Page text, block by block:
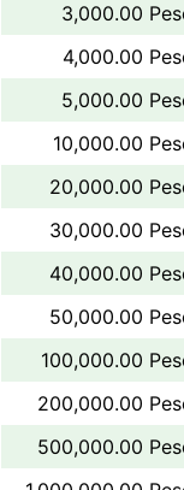
3,000.00
4,000.00
5,000.00
10,000.00
20,000.00
30,000.00
40,000.00
50,000.00
100,000.00
200,000.00
500,000.00